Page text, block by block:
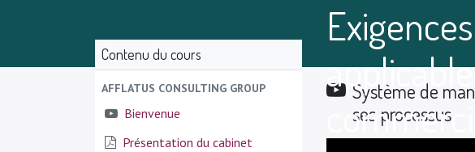
Contenu du cours
AFFLATUS CONSULTING GROUP
Bienvenue
Présentation du cabinet
Système de
ses processus